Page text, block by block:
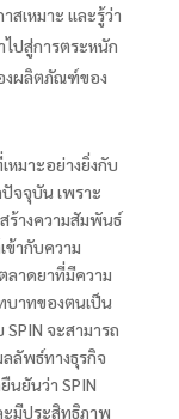
สเหมาะ และรู้ว่า
ปสู่การตระหนัก
ผลิตภัณฑ์ของ
หมาะอย่างยิ่งกับ
จจุบัน เพราะ
ร้างความสัมพันธ์
ากับความ
ลาดยาที่มีความ
าทของตนเป็น
จะสามารถ
ลัพธ์ทางธุรกิจ
นยันว่า SPIN
ะมีประสิทธิภาพ